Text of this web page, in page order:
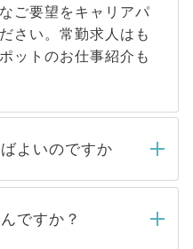
ご要望をキャリアパ
さい。常勤求人はも
ットのお仕事紹介も
よいのですか
ら、弊社担当者がご
の後メールもしくは
ですか？